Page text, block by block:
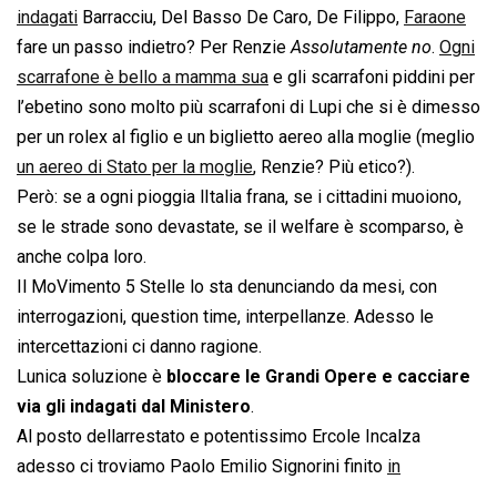
indagati Barracciu, Del Basso De Caro, De Filippo, Faraone
fare un passo indietro? Per Renzie Assolutamente no. Ogni
scarrafone è bello a mamma sua e gli scarrafoni piddini per
l’ebetino sono molto più scarrafoni di Lupi che si è dimesso
per un rolex al figlio e un biglietto aereo alla moglie (meglio
un aereo di Stato per la moglie, Renzie? Più etico?).
Però: se a ogni pioggia lItalia frana, se i cittadini muoiono,
se le strade sono devastate, se il welfare è scomparso, è
anche colpa loro.
Il MoVimento 5 Stelle lo sta denunciando da mesi, con
interrogazioni, question time, interpellanze. Adesso le
intercettazioni ci danno ragione.
Lunica soluzione è bloccare le Grandi Opere e cacciare
via gli indagati dal Ministero.
Al posto dellarrestato e potentissimo Ercole Incalza
adesso ci troviamo Paolo Emilio Signorini finito in